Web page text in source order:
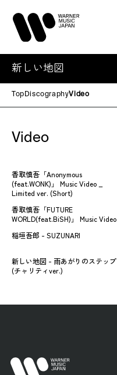
新しい地図
Top DiscographyVideo
Video
香取慎吾「Anonymous
(feat.WONK)」 Music Video _
Limited ver. (Short)
香取慎吾「FUTURE
WORLD(feat.BiSH)」 Music Video
稲垣吾郎 - SUZUNARI
新しい地図 - 雨あがりのステップ
(チャリティver.)